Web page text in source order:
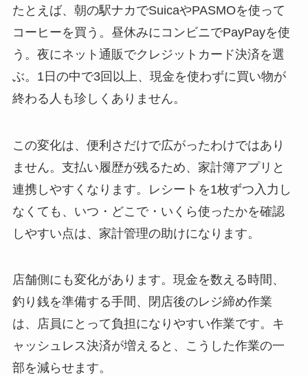
たとえば、朝の駅ナカでSuicaやPASMOを使って
コーヒーを買う。昼休みにコンビニでPayPayを使
う。夜にネット通販でクレジットカード決済を選
ぶ。1日の中で3回以上、現金を使わずに買い物が
終わる人も珍しくありません。
この変化は、便利さだけで広がったわけではあり
ません。支払い履歴が残るため、家計簿アプリと
連携しやすくなります。レシートを1枚ずつ入力し
なくても、いつ・どこで・いくら使ったかを確認
しやすい点は、家計管理の助けになります。
店舗側にも変化があります。現金を数える時間、
釣り銭を準備する手間、閉店後のレジ締め作業
は、店員にとって負担になりやすい作業です。キ
ャッシュレス決済が増えると、こうした作業の一
部を減らせます。